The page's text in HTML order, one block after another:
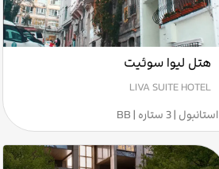
هتل لیوا سوئیت
LIVA SUITE HOTEL
استانبول | 3 ستاره | BB